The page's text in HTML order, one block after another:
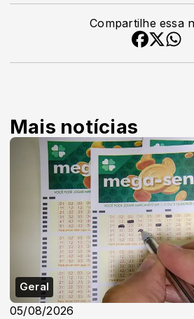
Compartilhe essa
Mais notícias
Geral
05/08/2026